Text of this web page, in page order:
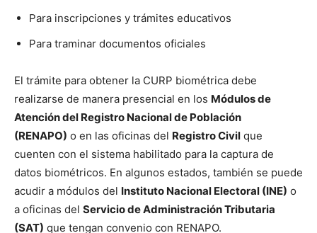
Para inscripciones y trámites educativos
Para traminar documentos oficiales
El trámite para obtener la CURP biométrica debe
realizarse de manera presencial en los Módulos de
Atención del Registro Nacional de Población
(RENAPO) o en las oficinas del Registro Civil que
cuenten con el sistema habilitado para la captura de
datos biométricos. En algunos estados, también se puede
acudir a módulos del Instituto Nacional Electoral (INE) o
a oficinas del Servicio de Administración Tributaria
(SAT) que tengan convenio con RENAPO.